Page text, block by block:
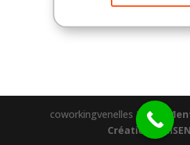
coworkingvenelles 2023 -
Création